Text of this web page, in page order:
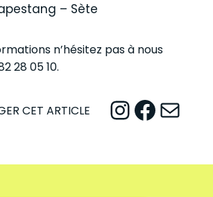
– Sète
n’hésitez pas à nous
28 05 10.
CET ARTICLE InstagramFacebook Mail